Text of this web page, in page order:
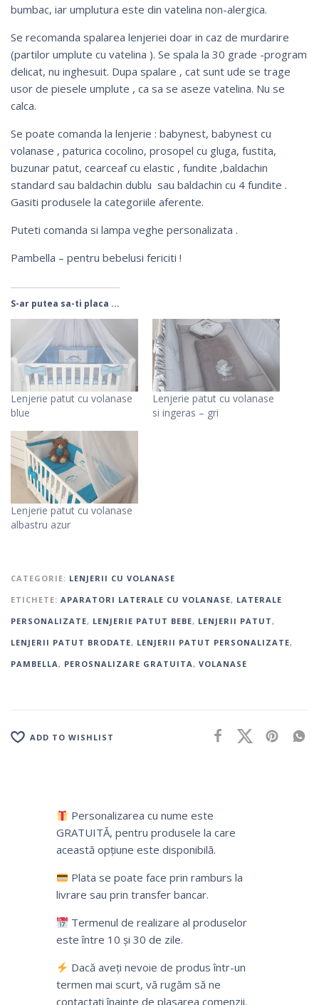
bumbac, iar umplutura este din vatelina non-alergica.
Se recomanda spalarea lenjeriei doar in caz de murdarire
(partilor umplute cu vatelina ). Se spala la 30 grade -program
delicat, nu inghesuit. Dupa spalare , cat sunt ude se trage
usor de piesele umplute , ca sa se aseze vatelina. Nu se
calca.
Se poate comanda la lenjerie : babynest, babynest cu
volanase , paturica cocolino, prosopel cu gluga, fustita,
buzunar patut, cearceaf cu elastic , fundite ,baldachin
standard sau baldachin dublu sau baldachin cu 4 fundite .
Gasiti produsele la categoriile aferente.
Puteti comanda si lampa veghe personalizata .
Pambella – pentru bebelusi fericiti !
S-ar putea sa-ti placa ...
Lenjerie patut cu volanase
blue
Lenjerie patut cu volanase
si ingeras – gri
Lenjerie patut cu volanase
albastru azur
CATEGORIE: LENJERII CU VOLANASE
ETICHETE: APARATORI LATERALE CU VOLANASE, LATERALE
PERSONALIZATE, LENJERIE PATUT BEBE, LENJERII PATUT,
LENJERII PATUT BRODATE, LENJERII PATUT PERSONALIZATE,
PAMBELLA, PEROSNALIZARE GRATUITA, VOLANASE
ADD TO WISHLIST
Personalizarea cu nume este
GRATUITĂ, pentru produsele la care
această opțiune este disponibilă.
Plata se poate face prin ramburs la
livrare sau prin transfer bancar.
Termenul de realizare al produselor
este între 10 și 30 de zile.
Dacă aveți nevoie de produs într-un
termen mai scurt, vă rugăm să ne
contactați înainte de plasarea comenzii.